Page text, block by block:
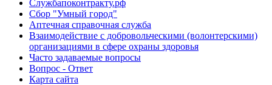
Службапоконтракту.рф
Сбор "Умный город"
Аптечная справочная служба
Взаимодействие с добровольческими (волонтерскими)
организациями в сфере охраны здоровья
Часто задаваемые вопросы
Вопрос - Ответ
Карта сайта